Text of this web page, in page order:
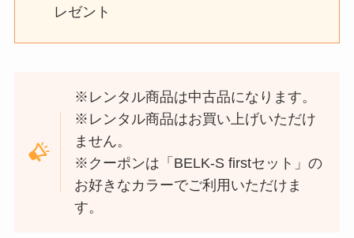
レゼント
※レンタル商品は中古品になります。
※レンタル商品はお買い上げいただけ
ません。
※クーポンは「BELK-S firstセット」の
お好きなカラーでご利用いただけま
す。